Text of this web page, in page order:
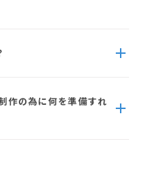
作の為に何を準備すれ